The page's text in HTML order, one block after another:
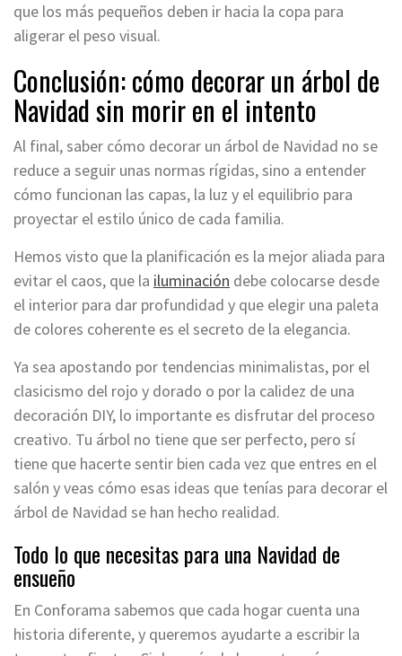
que los más pequeños deben ir hacia la copa para
aligerar el peso visual.
Conclusión: cómo decorar un árbol de
Navidad sin morir en el intento
Al final, saber cómo decorar un árbol de Navidad no se
reduce a seguir unas normas rígidas, sino a entender
cómo funcionan las capas, la luz y el equilibrio para
proyectar el estilo único de cada familia.
Hemos visto que la planificación es la mejor aliada para
evitar el caos, que la iluminación debe colocarse desde
el interior para dar profundidad y que elegir una paleta
de colores coherente es el secreto de la elegancia.
Ya sea apostando por tendencias minimalistas, por el
clasicismo del rojo y dorado o por la calidez de una
decoración DIY, lo importante es disfrutar del proceso
creativo. Tu árbol no tiene que ser perfecto, pero sí
tiene que hacerte sentir bien cada vez que entres en el
salón y veas cómo esas ideas que tenías para decorar el
árbol de Navidad se han hecho realidad.
Todo lo que necesitas para una Navidad de
ensueño
En Conforama sabemos que cada hogar cuenta una
historia diferente, y queremos ayudarte a escribir la